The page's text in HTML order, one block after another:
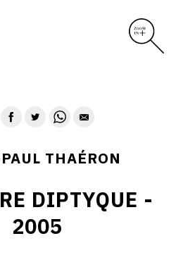
THAÉRON
DIPTYQUE -
2005